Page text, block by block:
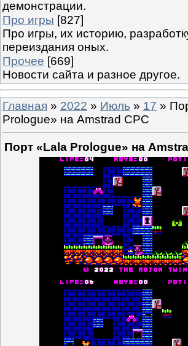
демонстрации.
Про игры [827]
Про игры, их историю,
переиздания оных.
Прочее [669]
Новости сайта и разное другое.
Главная » 2022 » Июль » 17 »
Prologue» на Amstrad CPC
Порт «Lala Prologue» на